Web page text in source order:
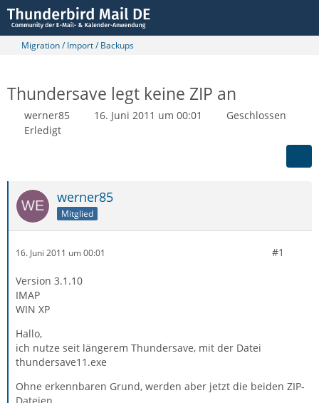
Migration / Import / Backups
Thundersave legt keine ZIP an
werner85 16. Juni 2011 um 00:01
Geschlossen
Erledigt
werner85
Mitglied
16. Juni 2011 um 00:01 #1
Version 3.1.10
IMAP
WIN XP
Hallo,
ich nutze seit längerem Thundersave, mit der Datei
thundersave11.exe
Ohne erkennbaren Grund, werden aber jetzt die beiden ZIP-